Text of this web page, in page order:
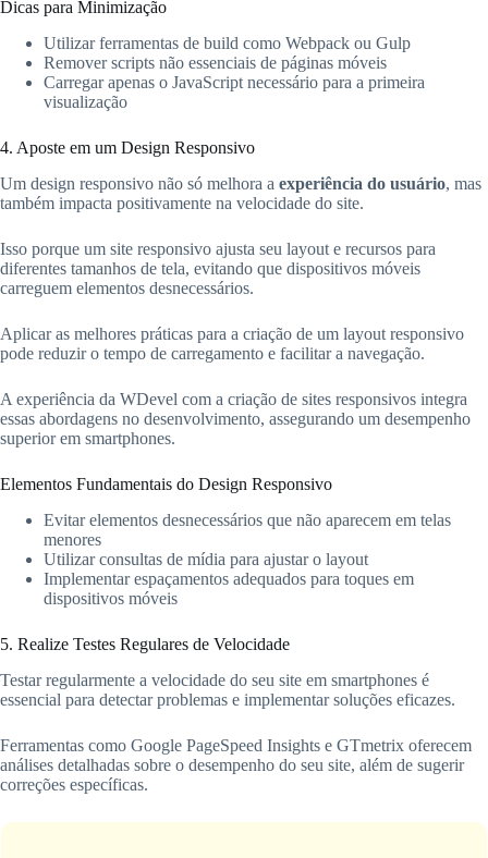
Dicas para Minimização
Utilizar ferramentas de build como Webpack ou Gulp
Remover scripts não essenciais de páginas móveis
Carregar apenas o JavaScript necessário para a primeira
visualização
4. Aposte em um Design Responsivo
Um design responsivo não só melhora a experiência do usuário, mas
também impacta positivamente na velocidade do site.
Isso porque um site responsivo ajusta seu layout e recursos para
diferentes tamanhos de tela, evitando que dispositivos móveis
carreguem elementos desnecessários.
Aplicar as melhores práticas para a criação de um layout responsivo
pode reduzir o tempo de carregamento e facilitar a navegação.
A experiência da WDevel com a criação de sites responsivos integra
essas abordagens no desenvolvimento, assegurando um desempenho
superior em smartphones.
Elementos Fundamentais do Design Responsivo
Evitar elementos desnecessários que não aparecem em telas
menores
Utilizar consultas de mídia para ajustar o layout
Implementar espaçamentos adequados para toques em
dispositivos móveis
5. Realize Testes Regulares de Velocidade
Testar regularmente a velocidade do seu site em smartphones é
essencial para detectar problemas e implementar soluções eficazes.
Ferramentas como Google PageSpeed Insights e GTmetrix oferecem
análises detalhadas sobre o desempenho do seu site, além de sugerir
correções específicas.